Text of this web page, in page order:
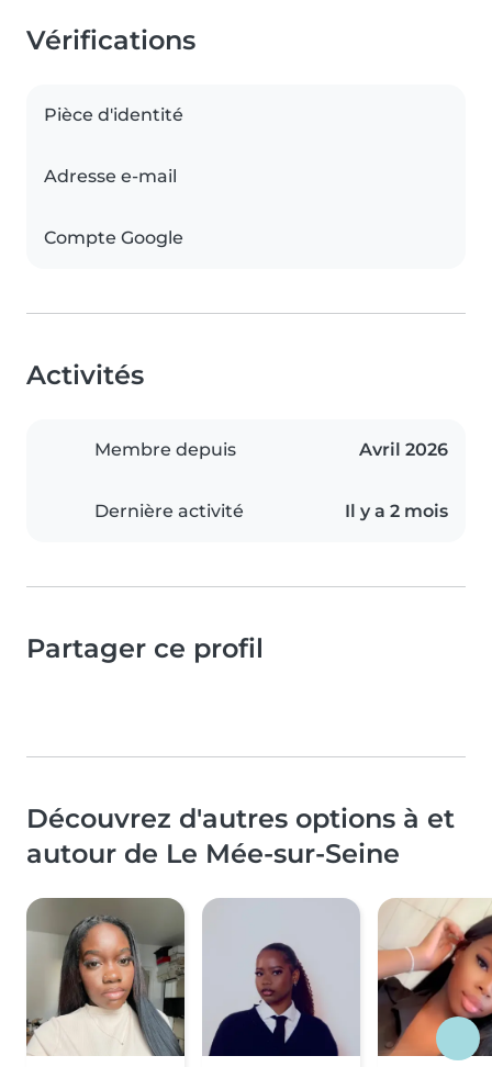
Vérifications
Pièce d'identité
Adresse e-mail
Compte Google
Activités
Membre depuis Avril 2026
Dernière activité Il y a 2 mois
Partager ce profil
Découvrez d'autres options à et
autour de Le Mée-sur-Seine